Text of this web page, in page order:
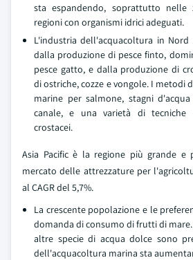
sta espandendo, soprattutto
regioni con organismi idrici adeguati.
L'industria dell'acquacoltura in Nord
dalla produzione di pesce finto,
pesce gatto, e dalla produzione di
di ostriche, cozze e vongole. I metodi
marine per salmone, stagni
canale, e una varietà di
crostacei.
Asia Pacific è la regione più grande e
mercato delle attrezzature per
al CAGR del 5,7%.
La crescente popolazione e le
domanda di consumo di frutti di
altre specie di acqua dolce sono
dell'acquacoltura marina sta